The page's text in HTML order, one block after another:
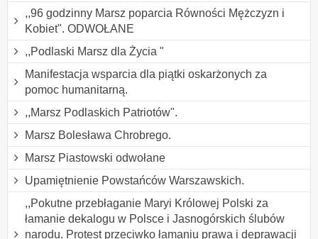
,,96 godzinny Marsz poparcia Równości Mężczyzn i
Kobiet". ODWOŁANE
,,Podlaski Marsz dla Życia "
Manifestacja wsparcia dla piątki oskarżonych za
pomoc humanitarną.
,,Marsz Podlaskich Patriotów".
Marsz Bolesława Chrobrego.
Marsz Piastowski odwołane
Upamiętnienie Powstańców Warszawskich.
,,Pokutne przebłaganie Maryi Królowej Polski za
łamanie dekalogu w Polsce i Jasnogórskich ślubów
narodu. Protest przeciwko łamaniu prawa i deprawacji